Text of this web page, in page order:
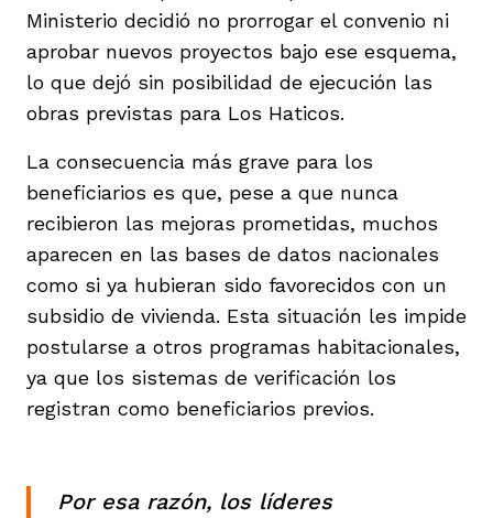
Ministerio decidió no prorrogar el convenio ni
aprobar nuevos proyectos bajo ese esquema,
lo que dejó sin posibilidad de ejecución las
obras previstas para Los Haticos.
La consecuencia más grave para los
beneficiarios es que, pese a que nunca
recibieron las mejoras prometidas, muchos
aparecen en las bases de datos nacionales
como si ya hubieran sido favorecidos con un
subsidio de vivienda. Esta situación les impide
postularse a otros programas habitacionales,
ya que los sistemas de verificación los
registran como beneficiarios previos.
Por esa razón, los líderes